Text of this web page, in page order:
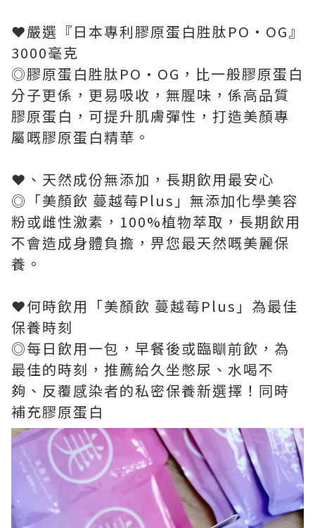
❤️嚴選『日本專利膠原蛋白胜肽PO‧OG』
3000毫克
◎膠原蛋白胜肽PO·OG，比一般膠原蛋白
分子更係，更易吸收，無腥味，係高品質
膠原蛋白，可提升肌膚彈性，打造美顏專
屬嘅膠原蛋白精華。
❤️、天然成份無添加，長期飲用最安心
◎「美顏飲 蔓越莓Plus」無添加化學美容
粉或雌性激素，100%植物萃取，長期飲用
不會造成身體負擔，畀您最天然嘅美麗保
養。
❤️何時飲用「美顏飲 蔓越莓Plus」為最佳
保養時刻
◎每日飲用一包，早餐後或臨瞓前飲，為
最佳的時刻，推薦給久坐憋尿、水喝不
夠、反覆感染者的私密保養新選擇！同時
補充膠原蛋白